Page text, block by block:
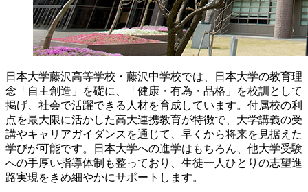
日本大学藤沢高等学校・藤沢中学校では、日本大学の教育理
念「自主創造」を礎に、「健康・有為・品格」を校訓として
掲げ、社会で活躍できる人材を育成しています。付属校の利
点を最大限に活かした高大連携教育が特徴で、大学講義の受
講やキャリアガイダンスを通じて、早くから将来を見据えた
学びが可能です。日本大学への進学はもちろん、他大学受験
への手厚い指導体制も整っており、生徒一人ひとりの志望進
路実現をきめ細やかにサポートします。